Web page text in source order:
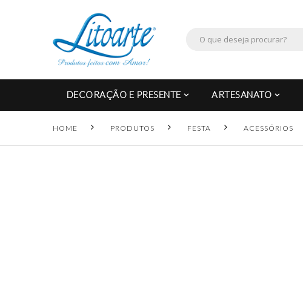
DECORAÇÃO E PRESENTE ARTESANATO
HOME PRODUTOS FESTA ACESSÓRIOS